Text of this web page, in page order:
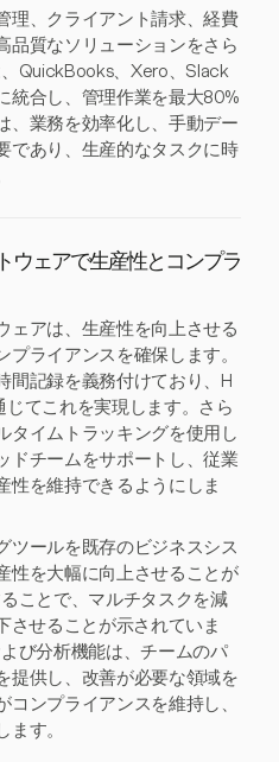
理、クライアント請求、経費
品質なソリューションをさら
QuickBooks、Xero、Slack
統合し、管理作業を最大80%
、業務を効率化し、手動デー
であり、生産的なタスクに時
ウェアで生産性とコンプラ
ェアは、生産性を向上させる
ライアンスを確保します。
間記録を義務付けており、H
てこれを実現します。さら
タイムトラッキングを使用し
ドチームをサポートし、従業
性を維持できるようにしま
ツールを既存のビジネスシス
性を大幅に向上させることが
ことで、マルチタスクを減
させることが示されていま
び分析機能は、チームのパ
提供し、改善が必要な領域を
ンプライアンスを維持し、
す。